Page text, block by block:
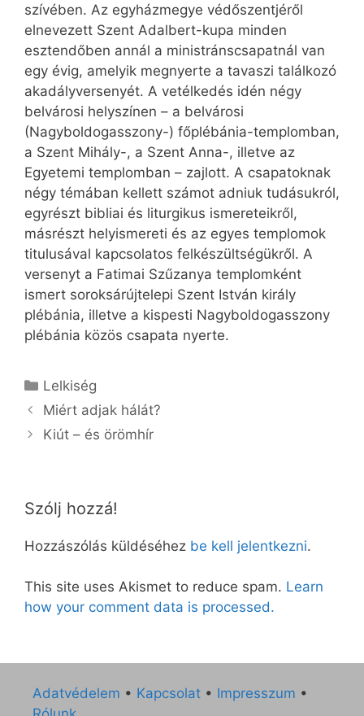
szívében. Az egyházmegye védőszentjéről
elnevezett Szent Adalbert-kupa minden
esztendőben annál a ministránscsapatnál van
egy évig, amelyik megnyerte a tavaszi találkozó
akadályversenyét. A vetélkedés idén négy
belvárosi helyszínen – a belvárosi
(Nagyboldogasszony-) főplébánia-templomban,
a Szent Mihály-, a Szent Anna-, illetve az
Egyetemi templomban – zajlott. A csapatoknak
négy témában kellett számot adniuk tudásukról,
egyrészt bibliai és liturgikus ismereteikről,
másrészt helyismereti és az egyes templomok
titulusával kapcsolatos felkészültségükről. A
versenyt a Fatimai Szűzanya templomként
ismert soroksárújtelepi Szent István király
plébánia, illetve a kispesti Nagyboldogasszony
plébánia közös csapata nyerte.
Kategória
Lelkiség
Miért adjak hálát?
Kiút – és örömhír
Szólj hozzá!
Hozzászólás küldéséhez be kell jelentkezni.
This site uses Akismet to reduce spam. Learn
how your comment data is processed.
Adatvédelem • Kapcsolat • Impresszum •